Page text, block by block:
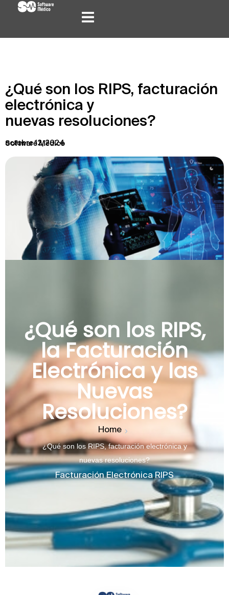
¿Qué son los RIPS, facturación
electrónica y
nuevas resoluciones?
octubre 12, 2024
Software Médico
¿Qué son los RIPS,
la Facturación
Electrónica y las
Nuevas
Resoluciones?
Home
¿Qué son los RIPS, facturación electrónica y
nuevas resoluciones?
Facturación Electrónica,RIPS